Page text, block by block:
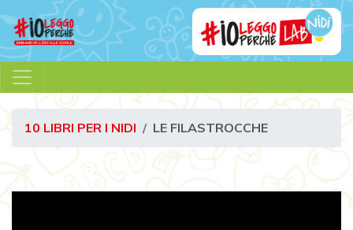
10 LIBRI PER I NIDI LE FILASTROCCHE